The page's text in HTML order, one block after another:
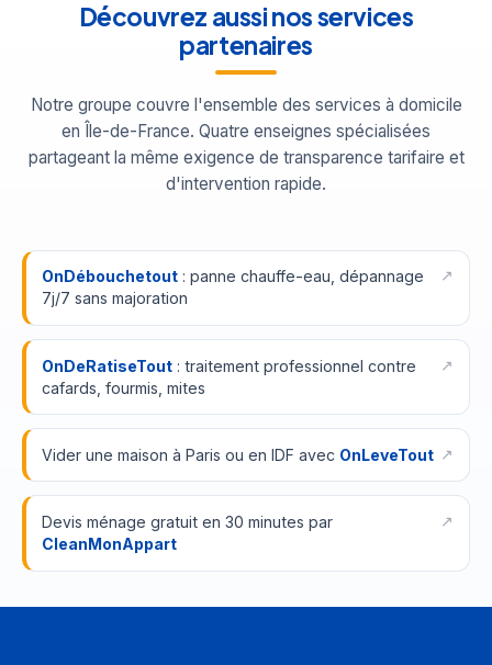
Découvrez aussi nos services
partenaires
Notre groupe couvre l'ensemble des services à domicile
en Île-de-France. Quatre enseignes spécialisées
partageant la même exigence de transparence tarifaire et
d'intervention rapide.
OnDébouchetout: panne chauffe-eau, dépannage
7j/7 sans majoration
OnDeRatiseTout: traitement professionnel contre
cafards, fourmis, mites
Vider une maison à Paris ou en IDF avec OnLeveTout
Devis ménage gratuit en 30 minutes par
CleanMonAppart